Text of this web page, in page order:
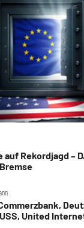
Rekordjagd –
United